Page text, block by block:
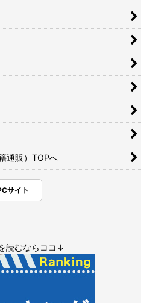
通販）TOPへ
サイト
読むならココ↓